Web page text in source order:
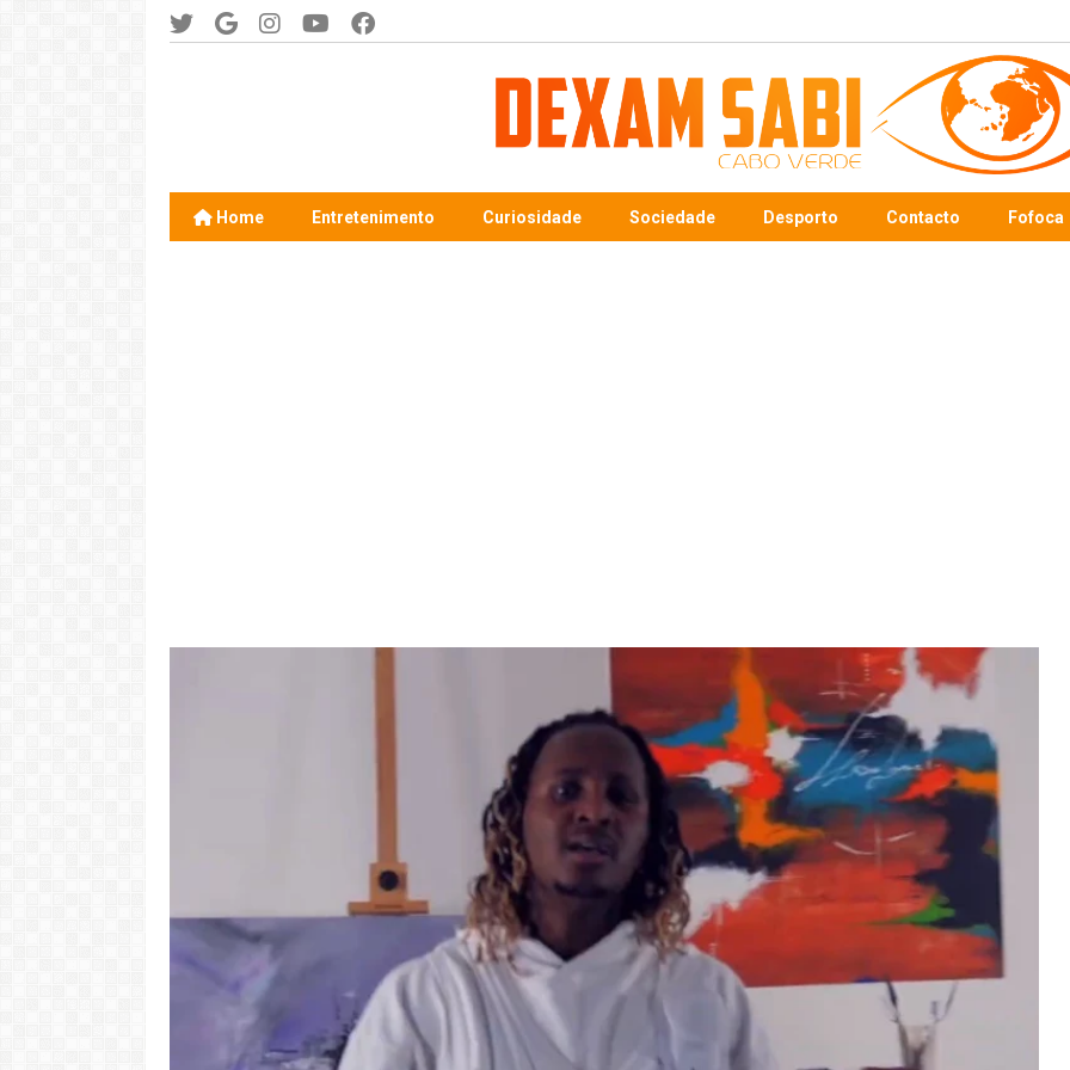
Home Entretenimento Curiosidade Sociedade Desporto Contacto Fofoca
"Com 16 anos fui para cama
com o Presidente "
LER MAIS
Video: Caboverdiana konta
motivo ki fazel larga
Portugal pa volta pa Cabo
Verde
LER MAIS